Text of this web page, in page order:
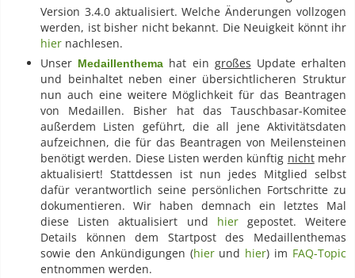
Version 3.4.0 aktualisiert. Welche Änderungen vollzogen
werden, ist bisher nicht bekannt. Die Neuigkeit könnt ihr
hier nachlesen.
Unser Medaillenthema hat ein großes Update erhalten
und beinhaltet neben einer übersichtlicheren Struktur
nun auch eine weitere Möglichkeit für das Beantragen
von Medaillen. Bisher hat das Tauschbasar-Komitee
außerdem Listen geführt, die all jene Aktivitätsdaten
aufzeichnen, die für das Beantragen von Meilensteinen
benötigt werden. Diese Listen werden künftig nichtmehr
aktualisiert! Stattdessen ist nun jedes Mitglied selbst
dafür verantwortlich seine persönlichen Fortschritte zu
dokumentieren. Wir haben demnach ein letztes Mal
diese Listen aktualisiert und hiergepostet. Weitere
Details können dem Startpost des Medaillenthemas
sowie den Ankündigungen (hierund hier) im FAQ-Topic
entnommen werden.